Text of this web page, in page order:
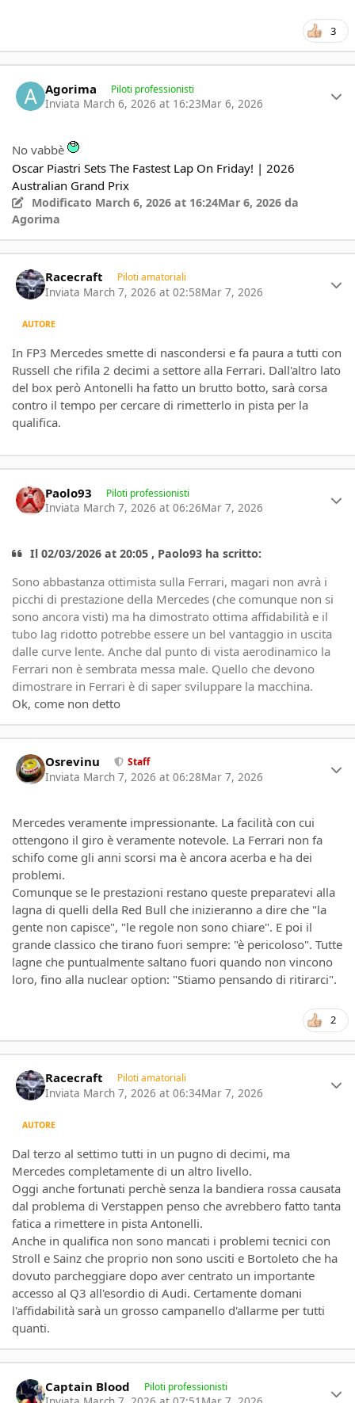
3
Agorima Piloti professionisti
Inviata March 6, 2026 at 16:23Mar 6, 2026
No vabbè
Oscar Piastri Sets The Fastest Lap On Friday! | 2026
Australian Grand Prix
Modificato March 6, 2026 at 16:24Mar 6, 2026 da
Agorima
Racecraft Piloti amatoriali
Inviata March 7, 2026 at 02:58Mar 7, 2026
AUTORE
In FP3 Mercedes smette di nascondersi e fa paura a tutti con
Russell che rifila 2 decimi a settore alla Ferrari. Dall'altro lato
del box però Antonelli ha fatto un brutto botto, sarà corsa
contro il tempo per cercare di rimetterlo in pista per la
qualifica.
Paolo93 Piloti professionisti
Inviata March 7, 2026 at 06:26Mar 7, 2026
Il 02/03/2026 at 20:05 , Paolo93 ha scritto:
Sono abbastanza ottimista sulla Ferrari, magari non avrà i
picchi di prestazione della Mercedes (che comunque non si
sono ancora visti) ma ha dimostrato ottima affidabilità e il
tubo lag ridotto potrebbe essere un bel vantaggio in uscita
dalle curve lente. Anche dal punto di vista aerodinamico la
Ferrari non è sembrata messa male. Quello che devono
dimostrare in Ferrari è di saper sviluppare la macchina.
Ok, come non detto
Osrevinu Staff
Inviata March 7, 2026 at 06:28Mar 7, 2026
Mercedes veramente impressionante. La facilità con cui
ottengono il giro è veramente notevole. La Ferrari non fa
schifo come gli anni scorsi ma è ancora acerba e ha dei
problemi.
Comunque se le prestazioni restano queste preparatevi alla
lagna di quelli della Red Bull che inizieranno a dire che "la
gente non capisce", "le regole non sono chiare". E poi il
grande classico che tirano fuori sempre: "è pericoloso". Tutte
lagne che puntualmente saltano fuori quando non vincono
loro, fino alla nuclear option: "Stiamo pensando di ritirarci".
2
Racecraft Piloti amatoriali
Inviata March 7, 2026 at 06:34Mar 7, 2026
AUTORE
Dal terzo al settimo tutti in un pugno di decimi, ma
Mercedes completamente di un altro livello.
Oggi anche fortunati perchè senza la bandiera rossa causata
dal problema di Verstappen penso che avrebbero fatto tanta
fatica a rimettere in pista Antonelli.
Anche in qualifica non sono mancati i problemi tecnici con
Stroll e Sainz che proprio non sono usciti e Bortoleto che ha
dovuto parcheggiare dopo aver centrato un importante
accesso al Q3 all'esordio di Audi. Certamente domani
l'affidabilità sarà un grosso campanello d'allarme per tutti
quanti.
Captain Blood Piloti professionisti